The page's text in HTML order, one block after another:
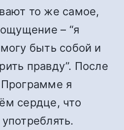
то же самое,
– “я
быть собой и
правду”. После
я
сердце, что